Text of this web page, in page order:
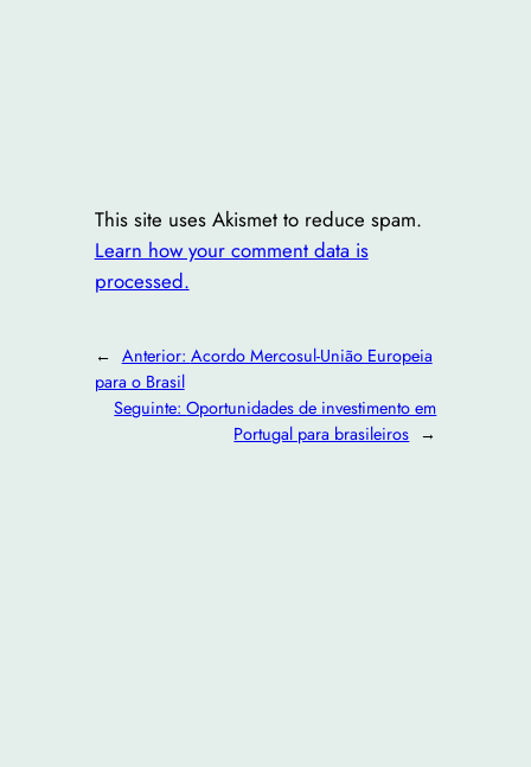
This site uses Akismet to reduce spam.
Learn how your comment data is
processed.
← Anterior: Acordo Mercosul-União Europeia
para o Brasil
Seguinte:Oportunidades de investimento em
Portugal para brasileiros →